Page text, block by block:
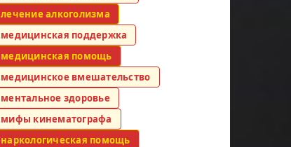
лечение алкоголизма
медицинская поддержка
медицинская помощь
медицинское вмешательство
ментальное здоровье
мифы кинематографа
наркологическая помощь